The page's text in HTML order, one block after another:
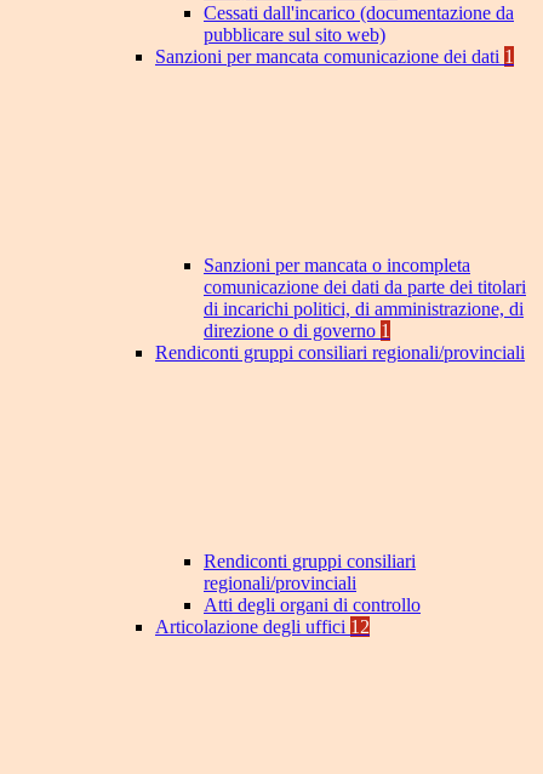
Cessati dall'incarico (documentazione da
pubblicare sul sito web)
Sanzioni per mancata comunicazione dei dati 1
Sanzioni per mancata o incompleta
comunicazione dei dati da parte dei titolari
di incarichi politici, di amministrazione, di
direzione o di governo 1
Rendiconti gruppi consiliari regionali/provinciali
Rendiconti gruppi consiliari
regionali/provinciali
Atti degli organi di controllo
Articolazione degli uffici 12